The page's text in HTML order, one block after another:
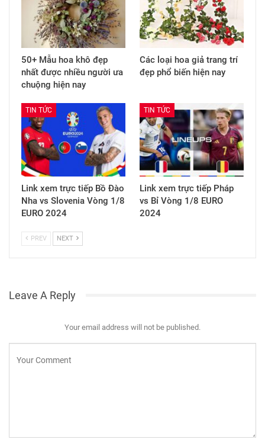
50+ Mẫu hoa khô đẹp
nhất được nhiều người ưa
chuộng hiện nay
Các loại hoa giả trang trí
đẹp phổ biến hiện nay
TIN TỨC
Link xem trực tiếp Bồ Đào
Nha vs Slovenia Vòng 1/8
EURO 2024
TIN TỨC
Link xem trực tiếp Pháp
vs Bỉ Vòng 1/8 EURO
2024
PREV NEXT
Leave A Reply
Your email address will not be published.